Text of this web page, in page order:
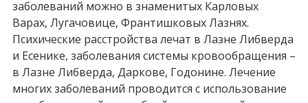
заболеваний можно в знаменитых Карловых
Варах, Лугачовице, Франтишковых Лазнях.
Психические расстройства лечат в Лазне Либверда
и Есенике, заболевания системы кровообращения –
в Лазне Либверда, Даркове, Годонине. Лечение
многих заболеваний проводится с использование